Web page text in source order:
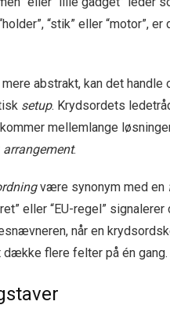
“stik” eller “motor”,
abstrakt, kan det handle
setup. Krydsordets
kommer mellemlange
arrangement.
være synonym med en
eller “EU-regel”
når en
flere felter på én gang.